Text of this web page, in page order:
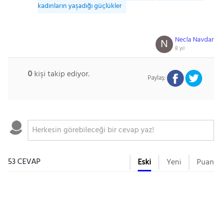
kadınların yaşadığı güçlükler
Necla Navdar
8 yıl
N
0kişi takip ediyor. Paylaş:
53 CEVAP Eski Yeni Puan